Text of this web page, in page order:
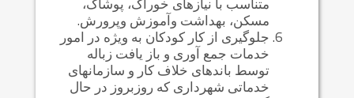
مسکن، بهداشت وآموزش وپرورش.
جلوگیری از کار کودکان به ویژه در امور
خدمات جمع آوری و باز یافت زباله
توسط باندهای خلاف کار و سازمانهای
خدماتی شهرداری که روزبروز در حال